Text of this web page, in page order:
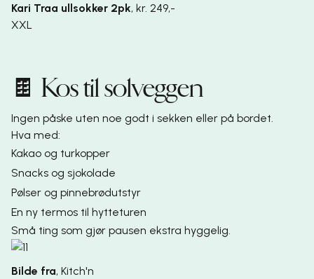
Kari Traa ullsokker 2pk, kr. 249,-
XXL
🍫 Kos til solveggen
Ingen påske uten noe godt i sekken eller på bordet.
Hva med:
Kakao og turkopper
Snacks og sjokolade
Pølser og pinnebrødutstyr
En ny termos til hytteturen
Små ting som gjør pausen ekstra hyggelig.
Bilde fra, Kitch'n